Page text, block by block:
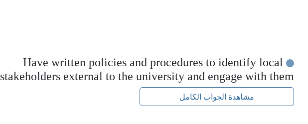
Have written policies and procedures to identify local
stakeholders external to the university and engage with them
مشاهدة الجواب الكامل